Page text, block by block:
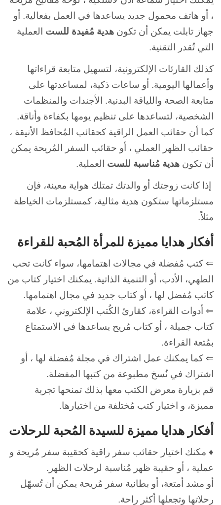
، أو هاتف محمول جديد يساعدها في العمل بفعالية. أو
جهاز تابلت يمكن أن تكون هدية مُفيدة للست العملية
التي تُقدر التقنية.
كذلك القارئات الإلكترونية، لتسهيل متابعة قراءاتها
وأعمالها اليومية. أو ساعات ذكية، لمساعدتها على
متابعة الصحة واللياقة البدنية. الأجندات والمنظمات
الشخصية، لتساعدها على تنظيم يومها بكفاءة وأناقة.
كما أن حقائب العمل الراقية كحقائب المُحافظ الأنيقة ،
حقائب الظهر العملي ، أو حقائب السفر المُريحة يمكن
أن تكون هدية مُناسبة للست العملية.
إذا كانت زوجتك أو والدتك تمتلك هواية معينة، فإن
مستلزماتها ستكون هدية مثالية، كمستلزمات الخياطة
مثلاً.
أفكار هدايا مميزة للمرأة المُحبة للقراءة
⇐ كتب مُفضلة في مجالات اهتمامها، سواء كانت تحب
الطهي، الأدب، أو التنمية الذاتية. يمكنك اختيار كتاب من
كاتب مُفضل لها ، أو كتاب جديد في مجال اهتمامها.
⇐ أدوات القراءة، كقارئ الكُتب الإلكتروني ، علامة
كتاب جميلة ، أو كتاب مُريح يساعدها في الاستمتاع
بمُتعة القراءة.
⇐ كما يمكنك عمل اشتراك في مجلة مُفضلة لها ، أو
اشتراك في نُسخ مطبوعة من كتبها المفضلة.
قم بزيارة معرض الكتب معها بذلك تمنحها تجربة
مميزة، و اختيار كتب مُختلفة من اختيارها.
أفكار هدايا مميزة للسيدة المُحبة للرحلات
♦ مكنك اختيار حقائب سفر راقية كحقيبة سفر مُريحة و
عملية ، أو حقيبة ظهر مُناسبة لرحلات الظهر.
أو مشد أمتعة، أو بطانية سفر مُريحة يمكن أن تُسهّل
رحلاتها وتجعلها أكثر راحة.